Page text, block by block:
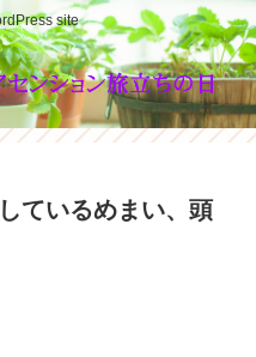
site
ているめまい、頭